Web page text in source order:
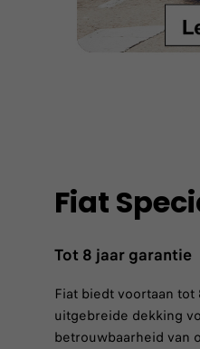
Fiat
Tot 8 jaar garantie
Fiat biedt voortaan
uitgebreide dekking
betrouwbaarheid van